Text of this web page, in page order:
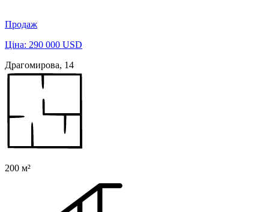
Продаж
Ціна: 290 000 USD
Драгомирова, 14
200 м²